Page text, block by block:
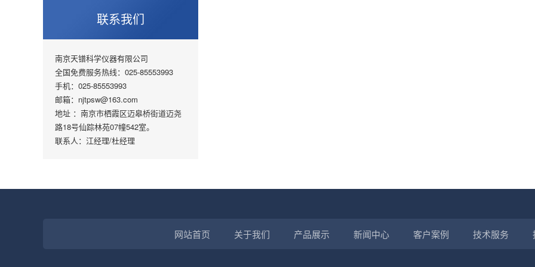
联系我们
南京天镨科学仪器有限公司
全国免费服务热线：025-85553993
手机：025-85553993
邮箱：njtpsw@163.com
地址 ：南京市栖霞区迈皋桥街道迈尧
路18号仙踪林苑07幢542室。
联系人：江经理/杜经理
网站首页 关于我们 产品展示 新闻中心 客户案例 技术服务